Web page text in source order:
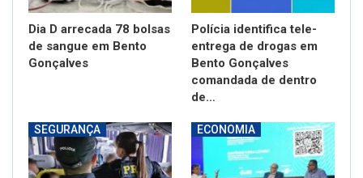
Dia D arrecada 78 bolsas
de sangue em Bento
Gonçalves
Polícia identifica tele-
entrega de drogas em
Bento Gonçalves
comandada de dentro
de…
SEGURANÇA ECONOMIA